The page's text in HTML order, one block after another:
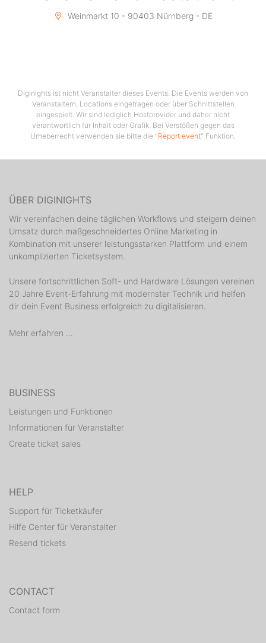
Weinmarkt 10 - 90403 Nürnberg - DE
Diginights ist nicht Veranstalter dieses Events. Die Events werden von
Veranstaltern, Locations eingetragen oder über Schnittstellen
eingespielt. Wir sind lediglich Hostprovider und daher nicht
verantwortlich für Inhalt oder Grafik. Bei Verstößen gegen das
Urheberrecht verwenden sie bitte die "Report event" Funktion.
ÜBER DIGINIGHTS
Wir vereinfachen deine täglichen Workflows und steigern deinen
Umsatz durch maßgeschneidertes Online Marketing in
Kombination mit unserer leistungsstarken Plattform und einem
unkomplizierten Ticketsystem.
Unsere fortschrittlichen Soft- und Hardware Lösungen vereinen
20 Jahre Event-Erfahrung mit modernster Technik und helfen
dir dein Event Business erfolgreich zu digitalisieren.
Mehr erfahren ...
BUSINESS
Leistungen und Funktionen
Informationen für Veranstalter
Create ticket sales
HELP
Support für Ticketkäufer
Hilfe Center für Veranstalter
Resend tickets
CONTACT
Contact form